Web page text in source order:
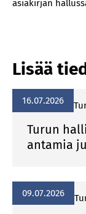
asiakirjan
Lisää
16.07.2026
Turun
antamia
09.07.2026